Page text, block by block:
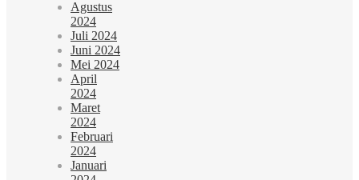
Agustus
2024
Juli 2024
Juni 2024
Mei 2024
April
2024
Maret
2024
Februari
2024
Januari